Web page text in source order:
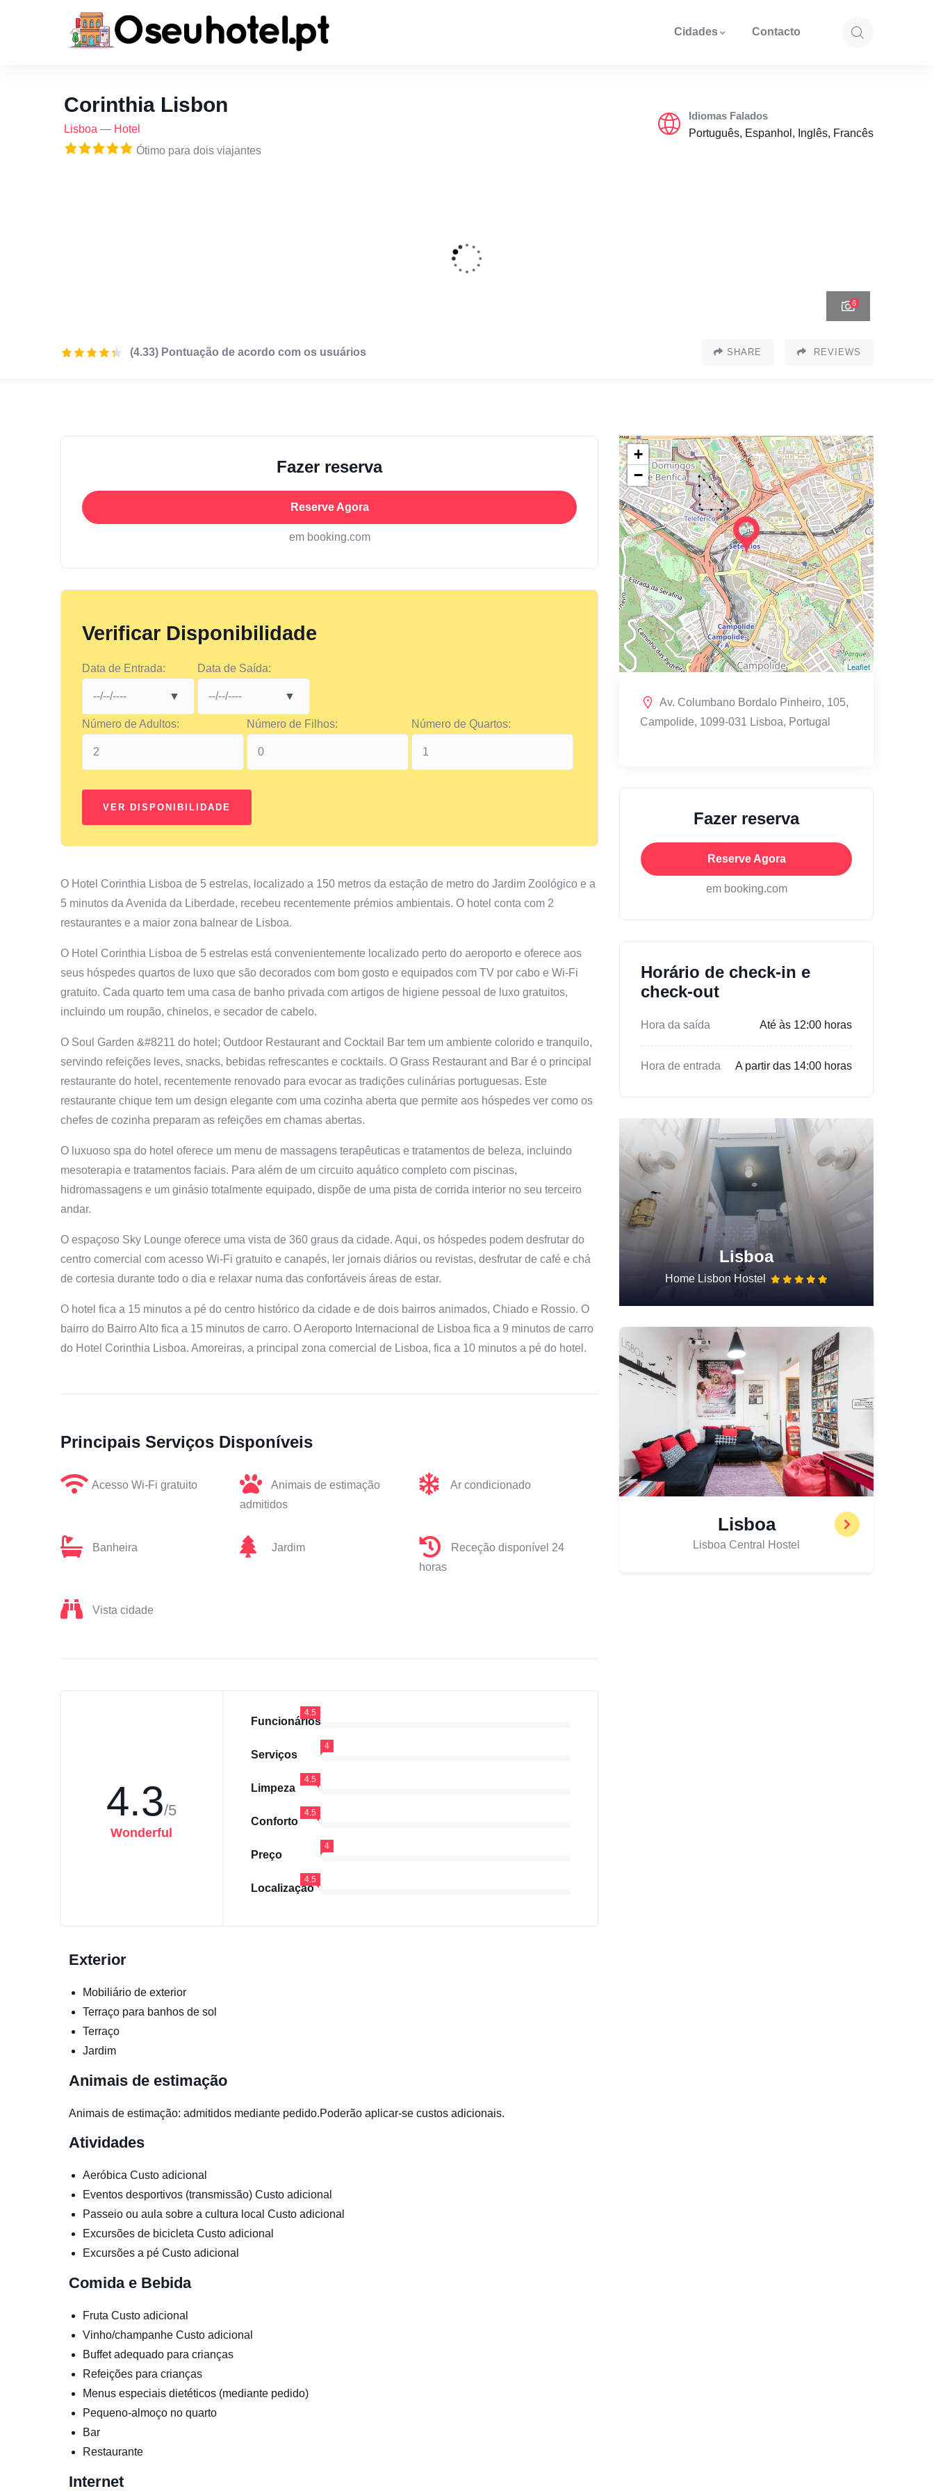
Cidades Contacto
Corinthia Lisbon
Lisboa — Hotel
Ótimo para dois viajantes
Idiomas Falados
Português, Espanhol, Inglês, Francês
6
(4.33) Pontuação de acordo com os usuários SHARE REVIEWS
Fazer reserva
Reserve Agora
em booking.com
Verificar Disponibilidade
Data de Entrada: Data de Saída:
Número de Adultos: Número de Filhos: Número de Quartos:
O Hotel Corinthia Lisboa de 5 estrelas, localizado a 150 metros da estação de metro do Jardim Zoológico e a
5 minutos da Avenida da Liberdade, recebeu recentemente prémios ambientais. O hotel conta com 2
restaurantes e a maior zona balnear de Lisboa.
O Hotel Corinthia Lisboa de 5 estrelas está convenientemente localizado perto do aeroporto e oferece aos
seus hóspedes quartos de luxo que são decorados com bom gosto e equipados com TV por cabo e Wi-Fi
gratuito. Cada quarto tem uma casa de banho privada com artigos de higiene pessoal de luxo gratuitos,
incluindo um roupão, chinelos, e secador de cabelo.
O Soul Garden &#8211 do hotel; Outdoor Restaurant and Cocktail Bar tem um ambiente colorido e tranquilo,
servindo refeições leves, snacks, bebidas refrescantes e cocktails. O Grass Restaurant and Bar é o principal
restaurante do hotel, recentemente renovado para evocar as tradições culinárias portuguesas. Este
restaurante chique tem um design elegante com uma cozinha aberta que permite aos hóspedes ver como os
chefes de cozinha preparam as refeições em chamas abertas.
O luxuoso spa do hotel oferece um menu de massagens terapêuticas e tratamentos de beleza, incluindo
mesoterapia e tratamentos faciais. Para além de um circuito aquático completo com piscinas,
hidromassagens e um ginásio totalmente equipado, dispõe de uma pista de corrida interior no seu terceiro
andar.
O espaçoso Sky Lounge oferece uma vista de 360 graus da cidade. Aqui, os hóspedes podem desfrutar do
centro comercial com acesso Wi-Fi gratuito e canapés, ler jornais diários ou revistas, desfrutar de café e chá
de cortesia durante todo o dia e relaxar numa das confortáveis áreas de estar.
O hotel fica a 15 minutos a pé do centro histórico da cidade e de dois bairros animados, Chiado e Rossio. O
bairro do Bairro Alto fica a 15 minutos de carro. O Aeroporto Internacional de Lisboa fica a 9 minutos de carro
do Hotel Corinthia Lisboa. Amoreiras, a principal zona comercial de Lisboa, fica a 10 minutos a pé do hotel.
Principais Serviços Disponíveis
Acesso Wi-Fi gratuito
Animais de estimação
admitidos
Ar condicionado
Banheira Jardim
Receção disponível 24
horas
Vista cidade
4.3/5
Wonderful
Funcionários
4.5
Serviços
4
Limpeza
4.5
Conforto
4.5
Preço
4
Localização
4.5
Exterior
Mobiliário de exterior
Terraço para banhos de sol
Terraço
Jardim
Animais de estimação
Animais de estimação: admitidos mediante pedido.Poderão aplicar-se custos adicionais.
Atividades
Aeróbica Custo adicional
Eventos desportivos (transmissão) Custo adicional
Passeio ou aula sobre a cultura local Custo adicional
Excursões de bicicleta Custo adicional
Excursões a pé Custo adicional
Comida e Bebida
Fruta Custo adicional
Vinho/champanhe Custo adicional
Buffet adequado para crianças
Refeições para crianças
Menus especiais dietéticos (mediante pedido)
Pequeno-almoço no quarto
Bar
Restaurante
Internet
+
−
Leaflet
Av. Columbano Bordalo Pinheiro, 105,
Campolide, 1099-031 Lisboa, Portugal
Fazer reserva
Reserve Agora
em booking.com
Horário de check-in e
check-out
Hora da saída Até às 12:00 horas
Hora de entrada A partir das 14:00 horas
Lisboa
Home Lisbon Hostel
Lisboa
Lisboa Central Hostel